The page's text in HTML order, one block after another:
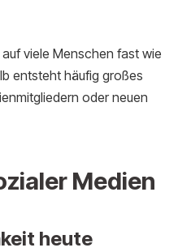
viele Menschen fast wie
entsteht häufig großes
oder neuen
Medien
heute